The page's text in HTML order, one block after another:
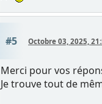
#5 Octobre 03, 2025,
Merci pour vos
Je trouve tout de